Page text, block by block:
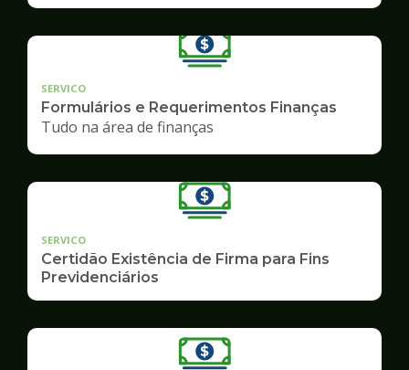
SERVICO
Formulários e Requerimentos Finanças
Tudo na área de finanças
SERVICO
Certidão Existência de Firma para Fins
Previdenciários